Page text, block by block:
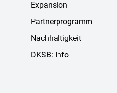
Expansion
Partnerprogramm
Nachhaltigkeit
DKSB: Info